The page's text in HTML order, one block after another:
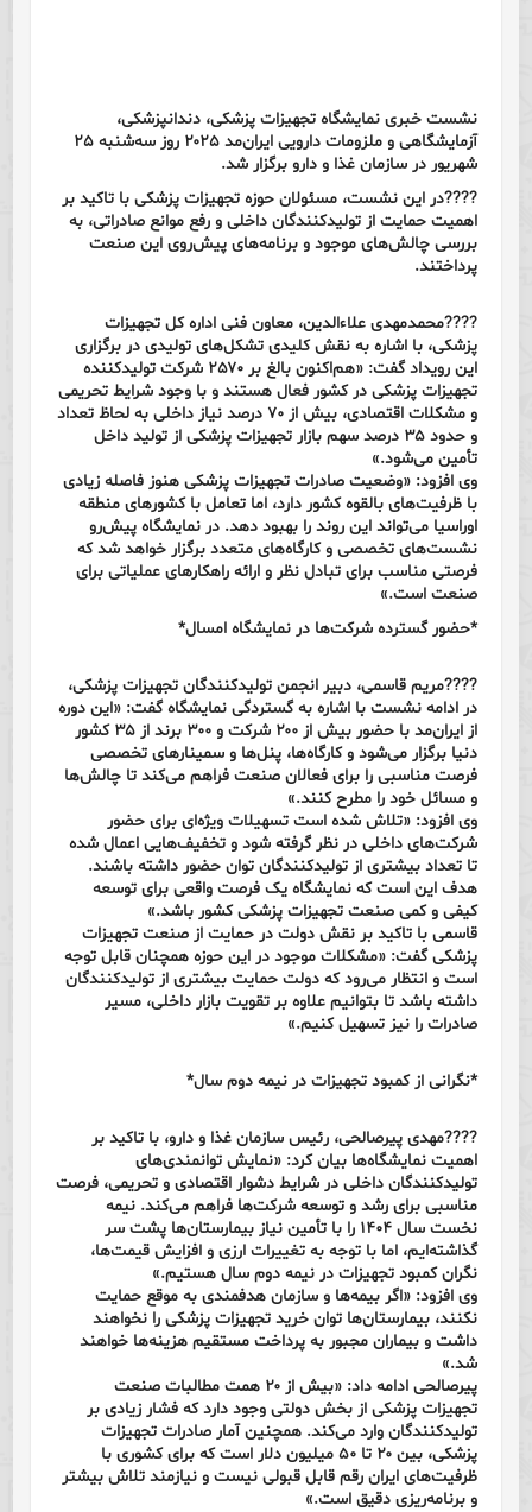
نشست خبری نمایشگاه تجهیزات پزشکی، دندانپزشکی،
آزمایشگاهی و ملزومات دارویی ایران‌مد ۲۰۲۵ روز سه‌شنبه ۲۵
شهریور در سازمان غذا و دارو برگزار شد.
????در این نشست، مسئولان حوزه تجهیزات پزشکی با تاکید بر
اهمیت حمایت از تولیدکنندگان داخلی و رفع موانع صادراتی، به
بررسی چالش‌های موجود و برنامه‌های پیش‌روی این صنعت
پرداختند.
????محمدمهدی علاءالدین، معاون فنی اداره کل تجهیزات
پزشکی، با اشاره به نقش کلیدی تشکل‌های تولیدی در برگزاری
این رویداد گفت: «هم‌اکنون بالغ بر ۲۵۷۰ شرکت تولیدکننده
تجهیزات پزشکی در کشور فعال هستند و با وجود شرایط تحریمی
و مشکلات اقتصادی، بیش از ۷۰ درصد نیاز داخلی به لحاظ تعداد
و حدود ۳۵ درصد سهم بازار تجهیزات پزشکی از تولید داخل
تأمین می‌شود.»
وی افزود: «وضعیت صادرات تجهیزات پزشکی هنوز فاصله زیادی
با ظرفیت‌های بالقوه کشور دارد، اما تعامل با کشورهای منطقه
اوراسیا می‌تواند این روند را بهبود دهد. در نمایشگاه پیش‌رو
نشست‌های تخصصی و کارگاه‌های متعدد برگزار خواهد شد که
فرصتی مناسب برای تبادل نظر و ارائه راهکارهای عملیاتی برای
صنعت است.»
*حضور گسترده شرکت‌ها در نمایشگاه امسال*
????مریم قاسمی، دبیر انجمن تولیدکنندگان تجهیزات پزشکی،
در ادامه نشست با اشاره به گستردگی نمایشگاه گفت: «این دوره
از ایران‌مد با حضور بیش از ۲۰۰ شرکت و ۳۰۰ برند از ۳۵ کشور
دنیا برگزار می‌شود و کارگاه‌ها، پنل‌ها و سمینارهای تخصصی
فرصت مناسبی را برای فعالان صنعت فراهم می‌کند تا چالش‌ها
و مسائل خود را مطرح کنند.»
وی افزود: «تلاش شده است تسهیلات ویژه‌ای برای حضور
شرکت‌های داخلی در نظر گرفته شود و تخفیف‌هایی اعمال شده
تا تعداد بیشتری از تولیدکنندگان توان حضور داشته باشند.
هدف این است که نمایشگاه یک فرصت واقعی برای توسعه
کیفی و کمی صنعت تجهیزات پزشکی کشور باشد.»
قاسمی با تاکید بر نقش دولت در حمایت از صنعت تجهیزات
پزشکی گفت: «مشکلات موجود در این حوزه همچنان قابل توجه
است و انتظار می‌رود که دولت حمایت بیشتری از تولیدکنندگان
داشته باشد تا بتوانیم علاوه بر تقویت بازار داخلی، مسیر
صادرات را نیز تسهیل کنیم.»
*نگرانی از کمبود تجهیزات در نیمه دوم سال*
????مهدی پیرصالحی، رئیس سازمان غذا و دارو، با تاکید بر
اهمیت نمایشگاه‌ها بیان کرد: «نمایش توانمندی‌های
تولیدکنندگان داخلی در شرایط دشوار اقتصادی و تحریمی، فرصت
مناسبی برای رشد و توسعه شرکت‌ها فراهم می‌کند. نیمه
نخست سال ۱۴۰۴ را با تأمین نیاز بیمارستان‌ها پشت سر
گذاشته‌ایم، اما با توجه به تغییرات ارزی و افزایش قیمت‌ها،
نگران کمبود تجهیزات در نیمه دوم سال هستیم.»
وی افزود: «اگر بیمه‌ها و سازمان هدفمندی به موقع حمایت
نکنند، بیمارستان‌ها توان خرید تجهیزات پزشکی را نخواهند
داشت و بیماران مجبور به پرداخت مستقیم هزینه‌ها خواهند
شد.»
پیرصالحی ادامه داد: «بیش از ۲۰ همت مطالبات صنعت
تجهیزات پزشکی از بخش دولتی وجود دارد که فشار زیادی بر
تولیدکنندگان وارد می‌کند. همچنین آمار صادرات تجهیزات
پزشکی، بین ۲۰ تا ۵۰ میلیون دلار است که برای کشوری با
ظرفیت‌های ایران رقم قابل قبولی نیست و نیازمند تلاش بیشتر
و برنامه‌ریزی دقیق است.»